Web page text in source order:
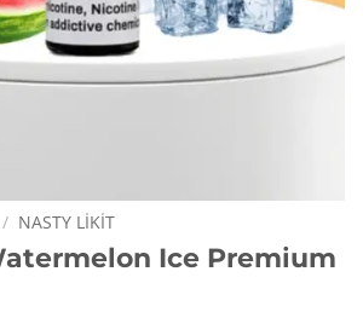
/ NASTY LIKIT
Ice Premium